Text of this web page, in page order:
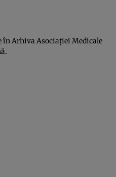
în Arhiva Asociaţiei Medicale